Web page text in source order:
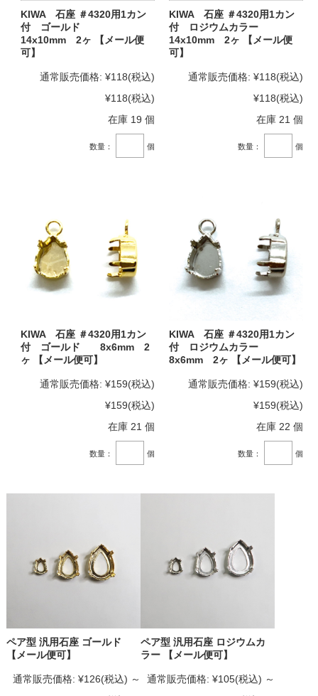
KIWA 石座 ＃4320用1カン
付 ゴールド
14x10mm 2ヶ 【メール便
可】
通常販売価格: ¥118(税込)
¥118(税込)
在庫 19 個
数量： 個
KIWA 石座 ＃4320用1カン
付 ロジウムカラー
14x10mm 2ヶ 【メール便
可】
通常販売価格: ¥118(税込)
¥118(税込)
在庫 21 個
数量： 個
KIWA 石座 ＃4320用1カン
付 ゴールド 8x6mm 2
ヶ 【メール便可】
通常販売価格: ¥159(税込)
¥159(税込)
在庫 21 個
数量： 個
KIWA 石座 ＃4320用1カン
付 ロジウムカラー
8x6mm 2ヶ 【メール便可】
通常販売価格: ¥159(税込)
¥159(税込)
在庫 22 個
数量： 個
ペア型 汎用石座 ゴールド
【メール便可】
通常販売価格: ¥126(税込) ～
ペア型 汎用石座 ロジウムカ
ラー 【メール便可】
通常販売価格: ¥105(税込) ～